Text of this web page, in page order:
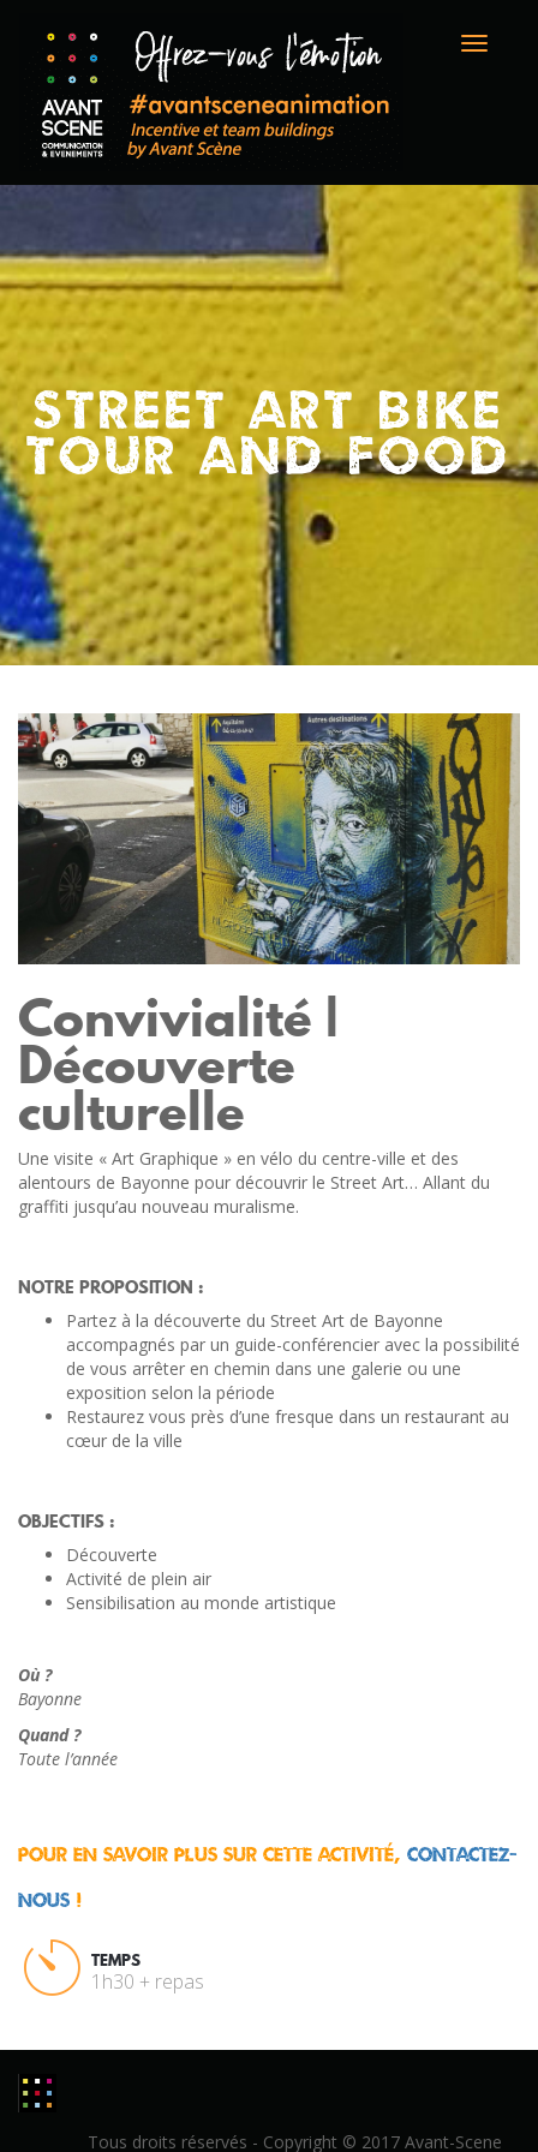
Toggle
STREET ART BIKE
TOUR AND FOOD
Convivialité |
Découverte
culturelle
Une visite « Art Graphique » en vélo du centre-ville et des
alentours de Bayonne pour découvrir le Street Art… Allant du
graffiti jusqu’au nouveau muralisme.
NOTRE PROPOSITION :
Partez à la découverte du Street Art de Bayonne
accompagnés par un guide-conférencier avec la possibilité
de vous arrêter en chemin dans une galerie ou une
exposition selon la période
Restaurez vous près d’une fresque dans un restaurant au
cœur de la ville
OBJECTIFS :
Découverte
Activité de plein air
Sensibilisation au monde artistique
Où ?
Bayonne
Quand ?
Toute l’année
Pour en savoir plus sur cette activité, contactez-
nous !
TEMPS
1h30 + repas
Tous droits réservés - Copyright © 2017 Avant-Scene